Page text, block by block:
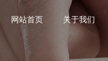
网站首页 关于我们